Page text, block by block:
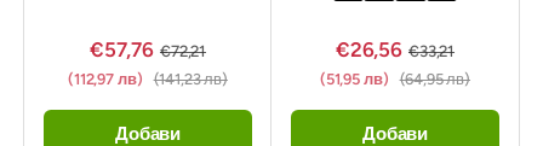
€57,76 €72,21
(112,97 лв) (141,23 лв)
Добави
€26,56 €33,21
(51,95 лв) (64,95 лв)
Добави